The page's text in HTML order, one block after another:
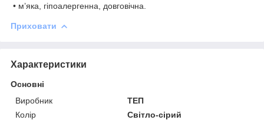
• м’яка, гіпоалергенна, довговічна.
Приховати
Характеристики
Основні
Виробник
ТЕП
Колір
Світло-сірий